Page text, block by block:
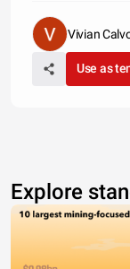
Vivian
Use as
Explore